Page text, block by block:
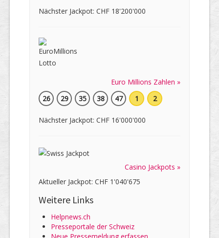
Nächster Jackpot: CHF 18'200'000
Euro Millions Zahlen »
26
29 35 38 47 1 2
Nächster Jackpot: CHF 16'000'000
Casino Jackpots »
Aktueller Jackpot: CHF 1'040'675
Weitere Links
Helpnews.ch
Presseportale der Schweiz